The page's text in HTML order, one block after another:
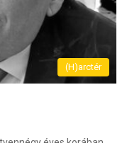
(H)arctér